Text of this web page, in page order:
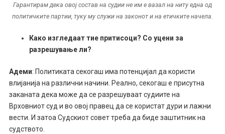
Гарантирам дека овој состав на судии не им е вазал на ниту една од
политичките партии, туку му служи на законот и на етичките начела.
Како изгледаат тие притисоци? Со уцени за
разрешување ли?
Адеми: Политиката секогаш има потенцијал да користи
влијанија на различни начини. Реално, секогаш е присутна
заканата дека може да се разрешуваат судиите на
Врховниот суд и во овој правец да се користат дури и лажни
вести. И затоа Судскиот совет треба да биде заштитник на
судството.